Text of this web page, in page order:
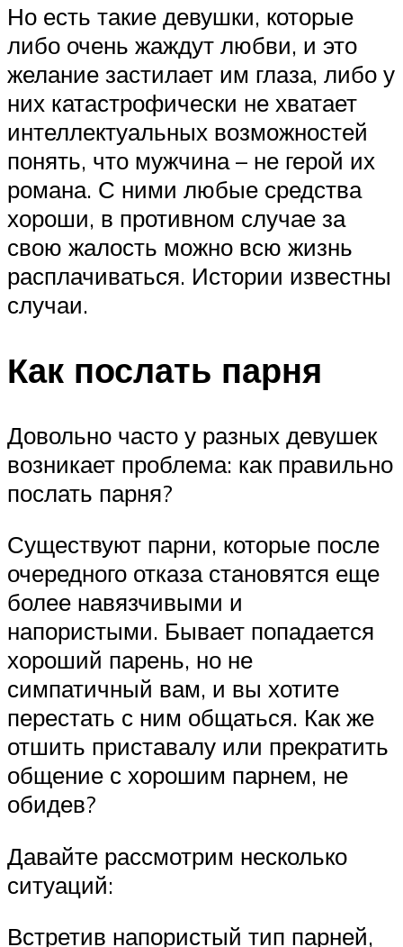
Но есть такие девушки, которые
либо очень жаждут любви, и это
желание застилает им глаза, либо у
них катастрофически не хватает
интеллектуальных возможностей
понять, что мужчина – не герой их
романа. С ними любые средства
хороши, в противном случае за
свою жалость можно всю жизнь
расплачиваться. Истории известны
случаи.
Как послать парня
Довольно часто у разных девушек
возникает проблема: как правильно
послать парня?
Существуют парни, которые после
очередного отказа становятся еще
более навязчивыми и
напористыми. Бывает попадается
хороший парень, но не
симпатичный вам, и вы хотите
перестать с ним общаться. Как же
отшить приставалу или прекратить
общение с хорошим парнем, не
обидев?
Давайте рассмотрим несколько
ситуаций:
Встретив напористый тип парней,